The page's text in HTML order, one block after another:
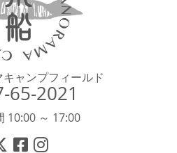
ャンプフィールド
65-2021
10:00 ～ 17:00